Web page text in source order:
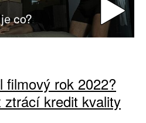
filmový rok 2022?
kredit kvality